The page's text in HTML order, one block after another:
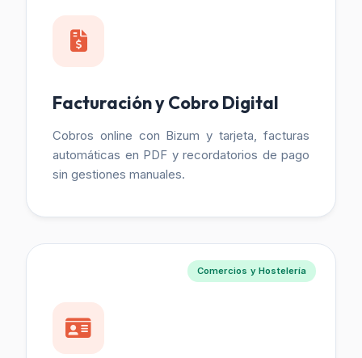
Facturación y Cobro Digital
Cobros online con Bizum y tarjeta, facturas
automáticas en PDF y recordatorios de pago
sin gestiones manuales.
Comercios y Hostelería